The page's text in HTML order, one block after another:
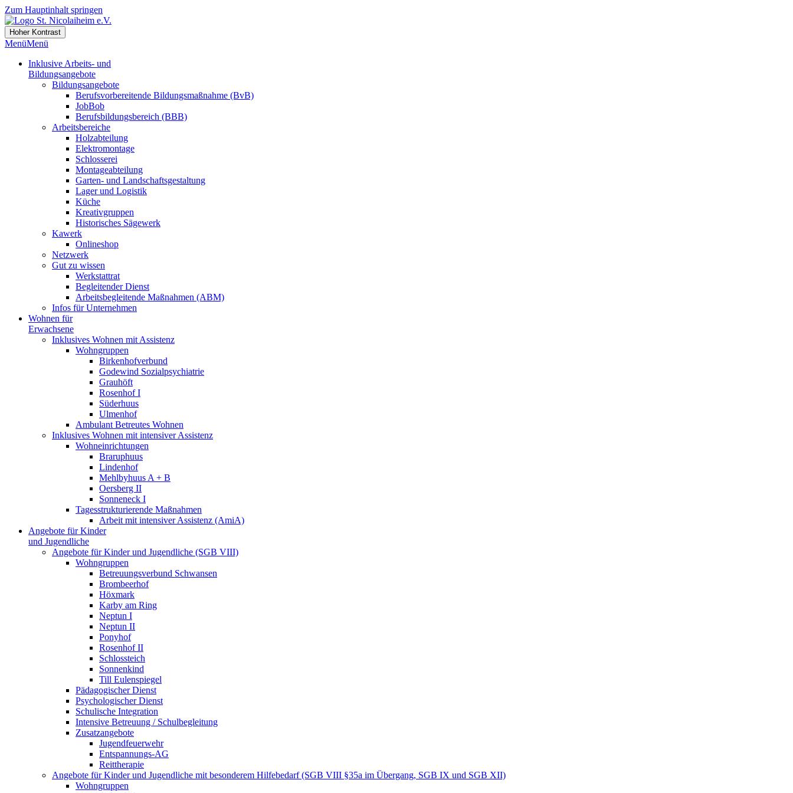
Zum Hauptinhalt springen
Hoher Kontrast
MenüMenü
Inklusive Arbeits- und
Bildungsangebote
Bildungsangebote
Berufsvorbereitende Bildungsmaßnahme (BvB)
JobBob
Berufsbildungsbereich (BBB)
Arbeitsbereiche
Holzabteilung
Elektromontage
Schlosserei
Montageabteilung
Garten- und Landschaftsgestaltung
Lager und Logistik
Küche
Kreativgruppen
Historisches Sägewerk
Kawerk
Onlineshop
Netzwerk
Gut zu wissen
Werkstattrat
Begleitender Dienst
Arbeitsbegleitende Maßnahmen (ABM)
Infos für Unternehmen
Wohnen für
Erwachsene
Inklusives Wohnen mit Assistenz
Wohngruppen
Birkenhofverbund
Godewind Sozialpsychiatrie
Grauhöft
Rosenhof I
Süderhuus
Ulmenhof
Ambulant Betreutes Wohnen
Inklusives Wohnen mit intensiver Assistenz
Wohneinrichtungen
Braruphuus
Lindenhof
Mehlbyhuus A + B
Oersberg II
Sonneneck I
Tagesstrukturierende Maßnahmen
Arbeit mit intensiver Assistenz (AmiA)
Angebote für Kinder
und Jugendliche
Angebote für Kinder und Jugendliche (SGB VIII)
Wohngruppen
Betreuungsverbund Schwansen
Brombeerhof
Höxmark
Karby am Ring
Neptun I
Neptun II
Ponyhof
Rosenhof II
Schlossteich
Sonnenkind
Till Eulenspiegel
Pädagogischer Dienst
Psychologischer Dienst
Schulische Integration
Intensive Betreuung / Schulbegleitung
Zusatzangebote
Jugendfeuerwehr
Entspannungs-AG
Reittherapie
Angebote für Kinder und Jugendliche mit besonderem Hilfebedarf (SGB VIII §35a im Übergang, SGB IX und SGB XII)
Wohngruppen